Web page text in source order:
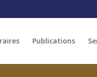
Publications